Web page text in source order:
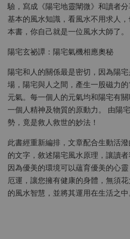
驗，寫成《陽宅地靈闡微》和讀者
基本的風水知識，看風水不用求人
本書，你自己就是一位風水大師了。
陽宅玄祕譚：陽宅氣機相應奧秘
陽宅和人的關係最是密切，因為陽
場，陽宅與人之間，產生一股磁力
元氣。每一個人的元氣均和陽宅有
一個人精神及物質的原動力。 由陽
勢，竟是救人救世的妙法！
此書經重新編排，文章配合生動活
的文字，敘述陽宅風水原理，讓讀
因為優美的環境可以蘊育優美的心
厄運，讓您擁有健康的身體，無須
的風水智慧，並將其運用在生活之中